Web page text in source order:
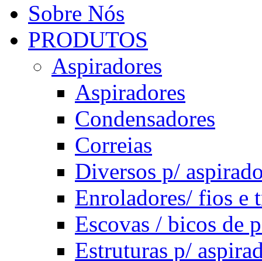
Sobre Nós
PRODUTOS
Aspiradores
Aspiradores
Condensadores
Correias
Diversos p/
Enroladores/ fios e
Escovas / bicos de
Estruturas p/